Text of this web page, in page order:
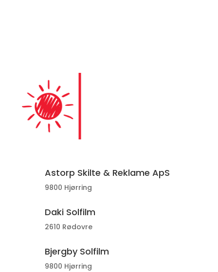
Astorp Skilte & Reklame ApS
9800 Hjørring
Daki Solfilm
2610 Rødovre
Bjergby Solfilm
9800 Hjørring